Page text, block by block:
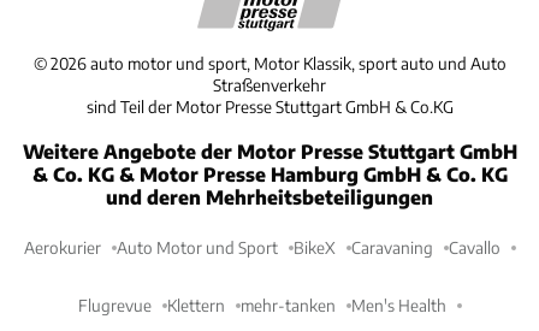
©2026 auto motor und sport, Motor Klassik, sport auto und Auto
Straßenverkehr
sind Teil der Motor Presse Stuttgart GmbH & Co.KG
Weitere Angebote der Motor Presse Stuttgart GmbH
& Co. KG & Motor Presse Hamburg GmbH & Co. KG
und deren Mehrheitsbeteiligungen
Aerokurier Auto Motor und Sport BikeX Caravaning Cavallo
Flugrevue Klettern mehr-tanken Men's Health